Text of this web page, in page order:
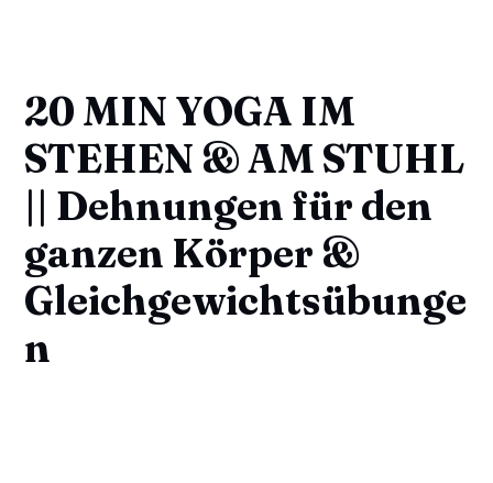
20 MIN YOGA IM
STEHEN & AM STUHL
|| Dehnungen für den
ganzen Körper &
Gleichgewichtsübunge
n